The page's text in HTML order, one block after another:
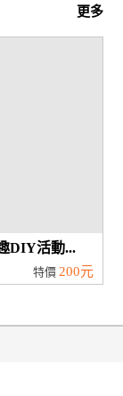
更多
DIY活動...
特價 200元